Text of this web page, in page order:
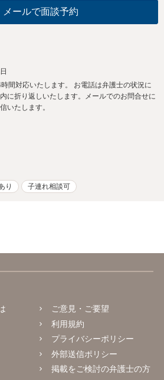
メールで面談予約
間対応いたします。 お電話は弁護士の状況に
に折り返しいたします。メールでのお問合せに
いたします。
り 子連れ相談可
ご意見・ご要望
利用規約
プライバシーポリシー
外部送信ポリシー
掲載をご検討の弁護士の方